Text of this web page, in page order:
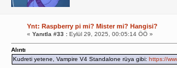
Ynt: Raspberry pi mi? Mister mi? Hangisi?
« Yanıtla #33 :Eylül 29, 2025, 00:05:14 ÖÖ »
Alıntı
Kudreti yetene, Vampire V4 Standalone rüya gibi: https://